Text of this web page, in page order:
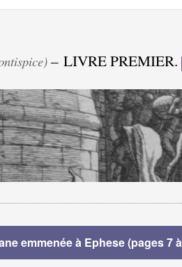
– LIVRE PREMIER.
emmenée à Ephese (pages 7